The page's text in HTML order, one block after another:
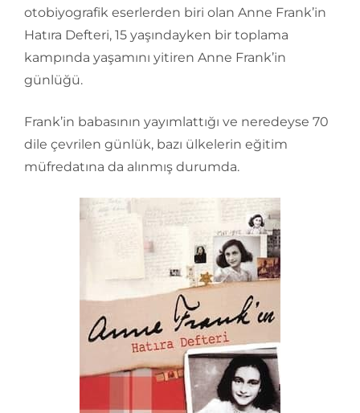
otobiyografik eserlerden biri olan Anne Frank’in
Hatıra Defteri, 15 yaşındayken bir toplama
kampında yaşamını yitiren Anne Frank’in
günlüğü.
Frank’in babasının yayımlattığı ve neredeyse 70
dile çevrilen günlük, bazı ülkelerin eğitim
müfredatına da alınmış durumda.